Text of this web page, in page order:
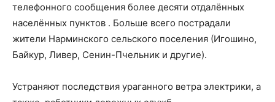
телефонного сообщения более десяти отдалённых
населённых пунктов . Больше всего пострадали
жители Нарминского сельского поселения (Игошино,
Байкур, Ливер, Сенин-Пчельник и другие).
Устраняют последствия ураганного ветра электрики, а